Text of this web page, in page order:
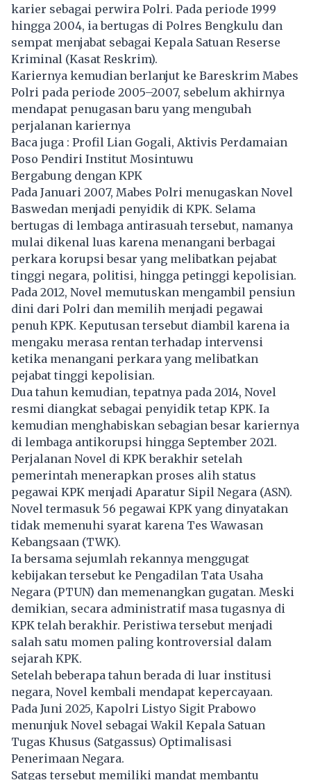
karier sebagai perwira Polri. Pada periode 1999
hingga 2004, ia bertugas di Polres Bengkulu dan
sempat menjabat sebagai Kepala Satuan Reserse
Kriminal (Kasat Reskrim).
Kariernya kemudian berlanjut ke Bareskrim Mabes
Polri pada periode 2005–2007, sebelum akhirnya
mendapat penugasan baru yang mengubah
perjalanan kariernya
Baca juga : Profil Lian Gogali, Aktivis Perdamaian
Poso Pendiri Institut Mosintuwu
Bergabung dengan KPK
Pada Januari 2007, Mabes Polri menugaskan Novel
Baswedan menjadi penyidik di KPK. Selama
bertugas di lembaga antirasuah tersebut, namanya
mulai dikenal luas karena menangani berbagai
perkara korupsi besar yang melibatkan pejabat
tinggi negara, politisi, hingga petinggi kepolisian.
Pada 2012, Novel memutuskan mengambil pensiun
dini dari Polri dan memilih menjadi pegawai
penuh KPK. Keputusan tersebut diambil karena ia
mengaku merasa rentan terhadap intervensi
ketika menangani perkara yang melibatkan
pejabat tinggi kepolisian.
Dua tahun kemudian, tepatnya pada 2014, Novel
resmi diangkat sebagai penyidik tetap KPK. Ia
kemudian menghabiskan sebagian besar kariernya
di lembaga antikorupsi hingga September 2021.
Perjalanan Novel di KPK berakhir setelah
pemerintah menerapkan proses alih status
pegawai KPK menjadi Aparatur Sipil Negara (ASN).
Novel termasuk 56 pegawai KPK yang dinyatakan
tidak memenuhi syarat karena Tes Wawasan
Kebangsaan (TWK).
Ia bersama sejumlah rekannya menggugat
kebijakan tersebut ke Pengadilan Tata Usaha
Negara (PTUN) dan memenangkan gugatan. Meski
demikian, secara administratif masa tugasnya di
KPK telah berakhir. Peristiwa tersebut menjadi
salah satu momen paling kontroversial dalam
sejarah KPK.
Setelah beberapa tahun berada di luar institusi
negara, Novel kembali mendapat kepercayaan.
Pada Juni 2025, Kapolri Listyo Sigit Prabowo
menunjuk Novel sebagai Wakil Kepala Satuan
Tugas Khusus (Satgassus) Optimalisasi
Penerimaan Negara.
Satgas tersebut memiliki mandat membantu